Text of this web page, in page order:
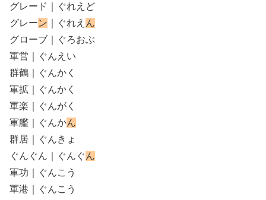
グレード｜ぐれえど
グレーン ｜ぐれえ ん
グローブ｜ぐろおぶ
軍営｜ぐんえい
群鶴｜ぐんかく
軍拡｜ぐんかく
軍楽｜ぐんがく
軍艦｜ぐんかん
群居｜ぐんきょ
ぐんぐん｜ぐんぐん
軍功｜ぐんこう
軍港｜ぐんこう